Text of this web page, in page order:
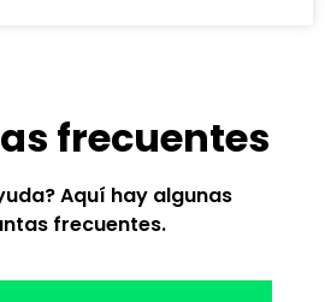
frecuentes
Aquí hay algunas
frecuentes.